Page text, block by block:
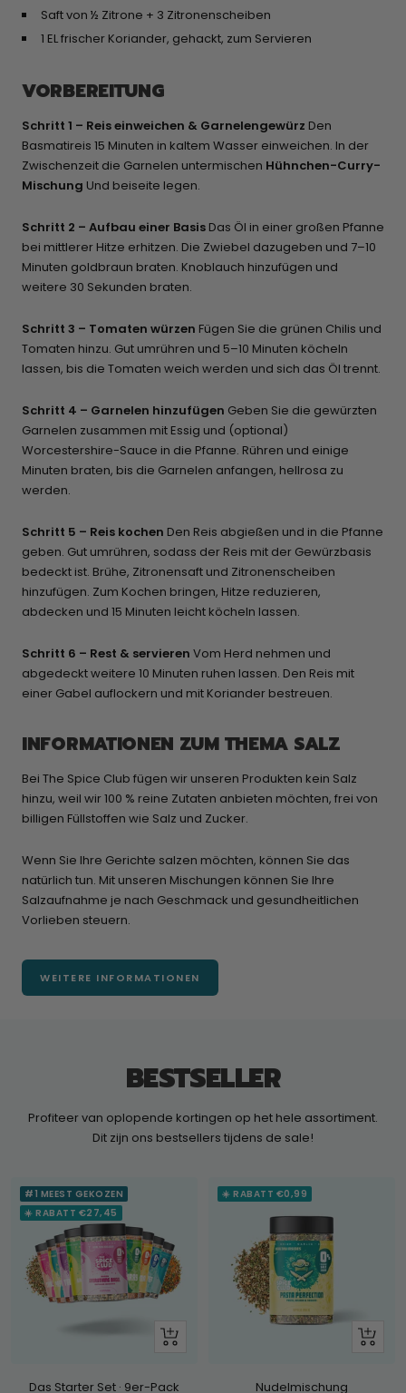
Saft von ½ Zitrone + 3 Zitronenscheiben
1 EL frischer Koriander, gehackt, zum Servieren
VORBEREITUNG
Schritt 1 – Reis einweichen & Garnelengewürz Den
Basmatireis 15 Minuten in kaltem Wasser einweichen. In der
Zwischenzeit die Garnelen untermischen Hühnchen-Curry-
Mischung Und beiseite legen.
Schritt 2 – Aufbau einer Basis Das Öl in einer großen Pfanne
bei mittlerer Hitze erhitzen. Die Zwiebel dazugeben und 7–10
Minuten goldbraun braten. Knoblauch hinzufügen und
weitere 30 Sekunden braten.
Schritt 3 – Tomaten würzen Fügen Sie die grünen Chilis und
Tomaten hinzu. Gut umrühren und 5–10 Minuten köcheln
lassen, bis die Tomaten weich werden und sich das Öl trennt.
Schritt 4 – Garnelen hinzufügen Geben Sie die gewürzten
Garnelen zusammen mit Essig und (optional)
Worcestershire-Sauce in die Pfanne. Rühren und einige
Minuten braten, bis die Garnelen anfangen, hellrosa zu
werden.
Schritt 5 – Reis kochen Den Reis abgießen und in die Pfanne
geben. Gut umrühren, sodass der Reis mit der Gewürzbasis
bedeckt ist. Brühe, Zitronensaft und Zitronenscheiben
hinzufügen. Zum Kochen bringen, Hitze reduzieren,
abdecken und 15 Minuten leicht köcheln lassen.
Schritt 6 – Rest & servieren Vom Herd nehmen und
abgedeckt weitere 10 Minuten ruhen lassen. Den Reis mit
einer Gabel auflockern und mit Koriander bestreuen.
INFORMATIONEN ZUM THEMA SALZ
Bei The Spice Club fügen wir unseren Produkten kein Salz
hinzu, weil wir 100 % reine Zutaten anbieten möchten, frei von
billigen Füllstoffen wie Salz und Zucker.
Wenn Sie Ihre Gerichte salzen möchten, können Sie das
natürlich tun. Mit unseren Mischungen können Sie Ihre
Salzaufnahme je nach Geschmack und gesundheitlichen
Vorlieben steuern.
WEITERE INFORMATIONEN
BESTSELLER
Profiteer van oplopende kortingen op het hele assortiment.
Dit zijn ons bestsellers tijdens de sale!
#1 MEEST GEKOZEN
☀️ RABATT €27,45
+
Das Starter Set · 9er-Pack
☀️ RABATT €0,99
Schau
Nudelmischung